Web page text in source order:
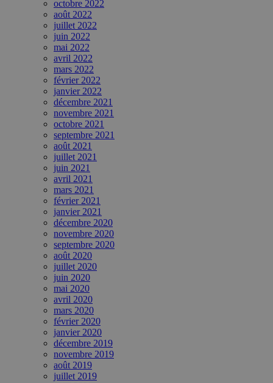
octobre 2022
août 2022
juillet 2022
juin 2022
mai 2022
avril 2022
mars 2022
février 2022
janvier 2022
décembre 2021
novembre 2021
octobre 2021
septembre 2021
août 2021
juillet 2021
juin 2021
avril 2021
mars 2021
février 2021
janvier 2021
décembre 2020
novembre 2020
septembre 2020
août 2020
juillet 2020
juin 2020
mai 2020
avril 2020
mars 2020
février 2020
janvier 2020
décembre 2019
novembre 2019
août 2019
juillet 2019